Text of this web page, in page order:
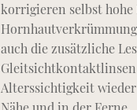
korrigieren selbst
auch die zusätzliche
Gleitsichtkontaktlinsen
Alterssichtigkeit